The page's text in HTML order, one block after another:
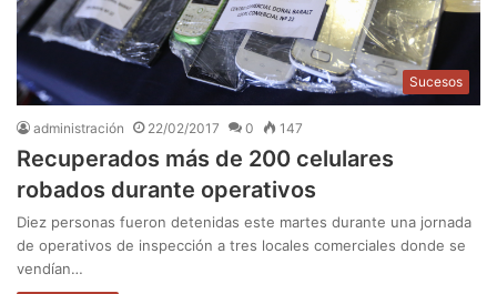
Sucesos
administración 22/02/2017 0 147
Recuperados más de 200 celulares
robados durante operativos
Diez personas fueron detenidas este martes durante una jornada
de operativos de inspección a tres locales comerciales donde se
vendían…